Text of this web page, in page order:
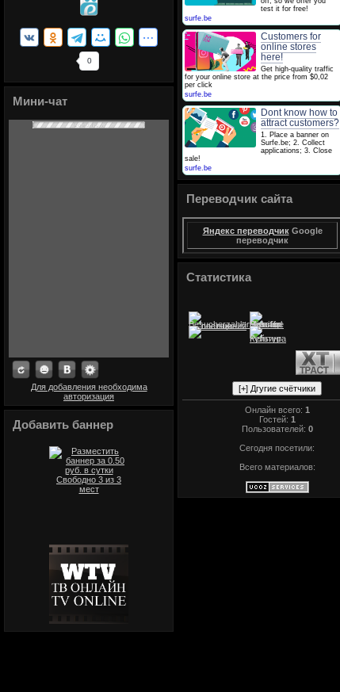
0
Мини-чат
Для добавления необходима
авторизация
Добавить баннер
test it for free!
surfe.be
Customers for
online stores
here!
Get high-quality traffic
for your online store at the price from $0,02
per click
surfe.be
Dont know how to
attract customers?
1. Place a banner on
Surfe.be; 2. Collect
applications; 3. Close
sale!
surfe.be
Переводчик сайта
Яндекс переводчик Google
переводчик
Статистика
Онлайн всего: 1
Гостей: 1
Пользователей: 0
Сегодня посетили:
Всего материалов: